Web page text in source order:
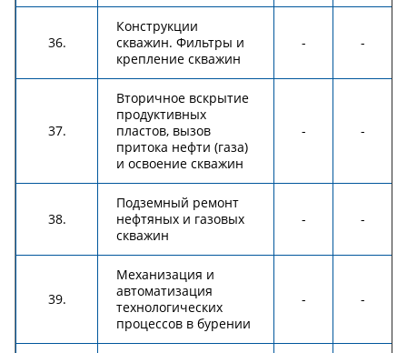
36.
Конструкции
скважин. Фильтры и
крепление скважин
- -
37.
Вторичное вскрытие
продуктивных
пластов, вызов
притока нефти (газа)
и освоение скважин
- -
38.
Подземный ремонт
нефтяных и газовых
скважин
- -
39.
Механизация и
автоматизация
технологических
процессов в бурении
- -